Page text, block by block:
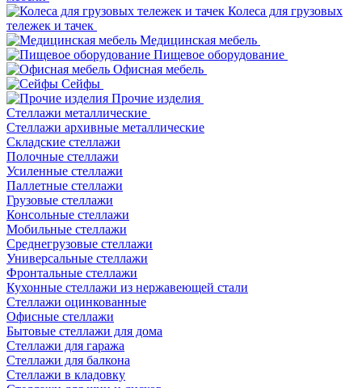
Колеса для грузовых
тележек и тачек
Медицинская мебель
Пищевое оборудование
Офисная мебель
Сейфы
Прочие изделия
Стеллажи металлические
Cтеллажи архивные металлические
Складские стеллажи
Полочные стеллажи
Усиленные стеллажи
Паллетные стеллажи
Грузовые стеллажи
Консольные стеллажи
Мобильные стеллажи
Среднегрузовые стеллажи
Универсальные стеллажи
Фронтальные стеллажи
Кухонные стеллажи из нержавеющей стали
Стеллажи оцинкованные
Офисные стеллажи
Бытовые стеллажи для дома
Стеллажи для гаража
Стеллажи для балкона
Стеллажи в кладовку